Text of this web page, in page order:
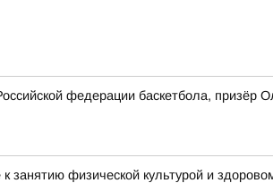
федерации баскетбола, призёр
занятию физической культурой и